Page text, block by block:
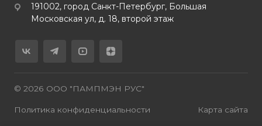
191002, город Санкт-Петербург, Большая
Московская ул, д. 18, второй этаж
© 2026 ООО "ПАМПМЭН РУС"
Политика конфиденциальности Карта сайта